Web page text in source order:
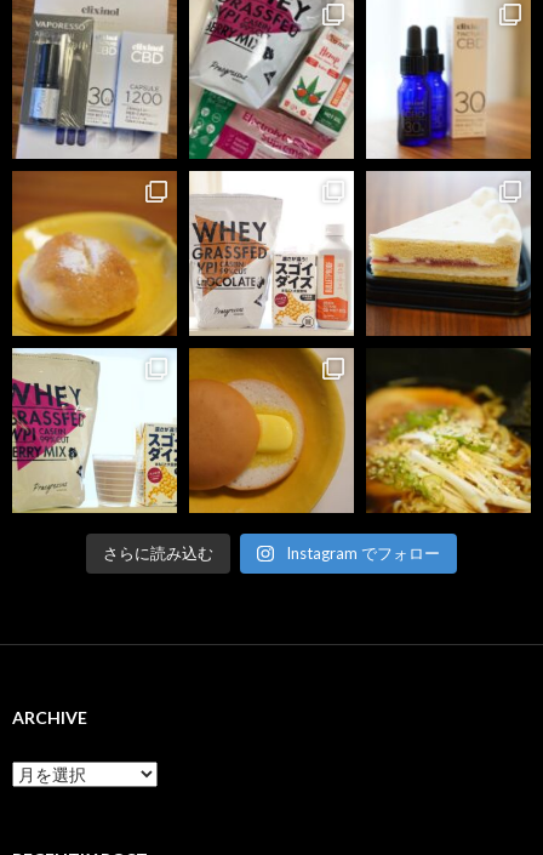
さらに読み込む Instagram でフォロー
ARCHIVE
ARCHIVE